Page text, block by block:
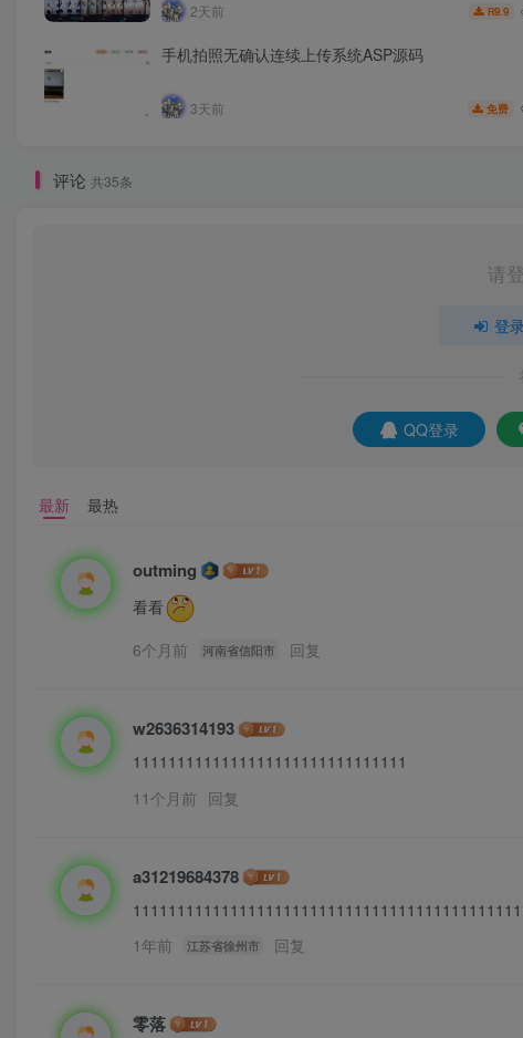
2天前 R9.9
手机拍照无确认连续上传系统ASP源码
3天前 免费
评论 共35条
请
登
QQ登录
最新 最热
outming
看看
6个月前
河南省信阳市 回复
w2636314193
1111111111111111111111111111111
11个月前 回复
a31219684378
1年前
江苏省徐州市 回复
零落